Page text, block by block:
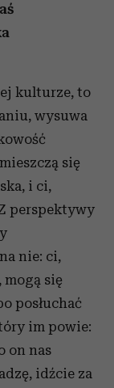
kulturze, to
wysuwa
się
i ci,
perspektywy
nie: ci,
się
posłuchać
im powie:
on nas
idźcie za